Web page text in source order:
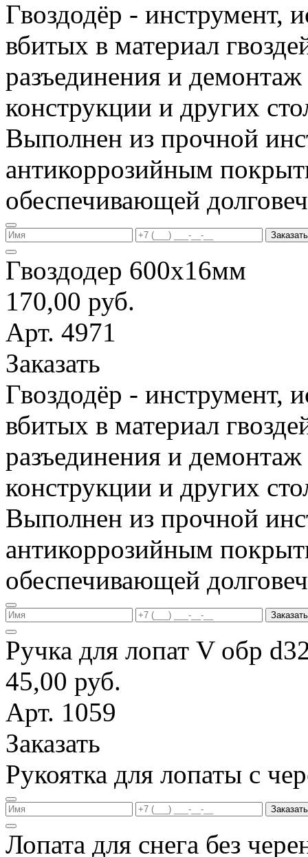
Гвоздодёр - инструмент,
вбитых в материал
разъединения и
конструкции и других
Выполнен из прочной
антикоррозийным
обеспечивающей
Заказать
Гвоздодер 600х16мм
170,00 руб.
Арт. 4971
Заказать
Гвоздодёр - инструмент,
вбитых в материал
разъединения и
конструкции и других
Выполнен из прочной
антикоррозийным
обеспечивающей
Заказать
Ручка для лопат V обр
45,00 руб.
Арт. 1059
Заказать
Рукоятка для лопаты с
Заказать
Лопата для снега без